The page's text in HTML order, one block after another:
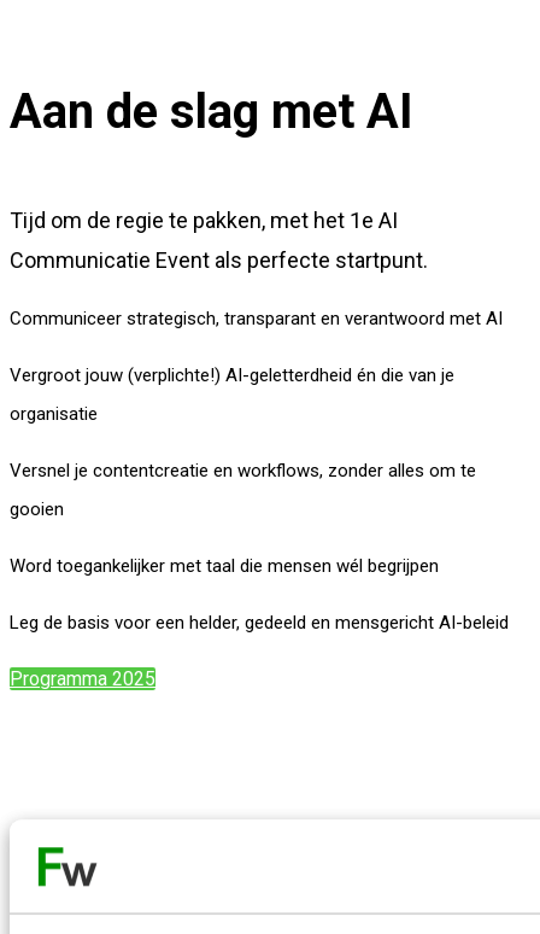
Aan de slag met AI
Tijd om de regie te pakken, met het 1e AI
Communicatie Event als perfecte startpunt.
Communiceer strategisch, transparant en verantwoord met AI
Vergroot jouw (verplichte!) AI-geletterdheid én die van je
organisatie
Versnel je contentcreatie en workflows, zonder alles om te
gooien
Word toegankelijker met taal die mensen wél begrijpen
Leg de basis voor een helder, gedeeld en mensgericht AI-beleid
Programma 2025